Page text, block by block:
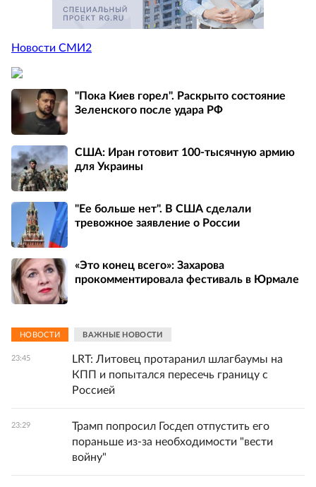
Новости СМИ2
"Пока Киев горел". Раскрыто состояние
Зеленского после удара РФ
США: Иран готовит 100-тысячную армию
для Украины
"Ее больше нет". В США сделали
тревожное заявление о России
«Это конец всего»: Захарова
прокомментировала фестиваль в Юрмале
НОВОСТИ ВАЖНЫЕ НОВОСТИ
23:45
LRT: Литовец протаранил шлагбаумы на
КПП и попытался пересечь границу с
Россией
23:29
Трамп попросил Госдеп отпустить его
пораньше из-за необходимости "вести
войну"